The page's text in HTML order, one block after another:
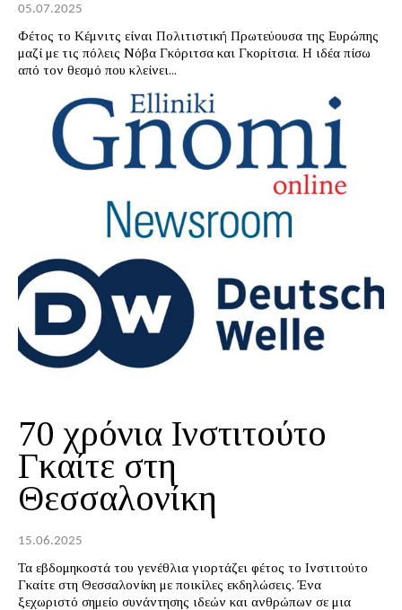
05.07.2025
Φέτος το Κέμνιτς είναι Πολιτιστική Πρωτεύουσα της Ευρώπης
μαζί με τις πόλεις Νόβα Γκόριτσα και Γκορίτσια. Η ιδέα πίσω
από τον θεσμό που κλείνει...
70 χρόνια Ινστιτούτο
Γκαίτε στη
Θεσσαλονίκη
15.06.2025
Τα εβδομηκοστά του γενέθλια γιορτάζει φέτος το Ινστιτούτο
Γκαίτε στη Θεσσαλονίκη με ποικίλες εκδηλώσεις. Ένα
ξεχωριστό σημείο συνάντησης ιδεών και ανθρώπων σε μια